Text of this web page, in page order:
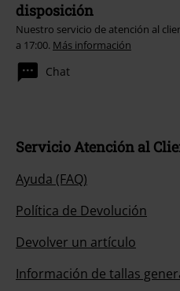
disposición
Nuestro servicio de atención al
a 17:00. Más información
Chat
Servicio Atención al
Ayuda (FAQ)
Política de Devolución
Devolver un artículo
Información de tallas